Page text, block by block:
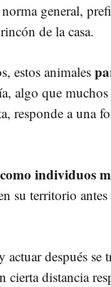
general,
de la casa.
estos animales
algo que
responde a una
individuos
su territorio antes
después se
distancia